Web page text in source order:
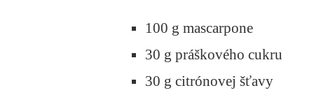
100 g mascarpone
30 g práškového cukru
30 g citrónovej šťavy